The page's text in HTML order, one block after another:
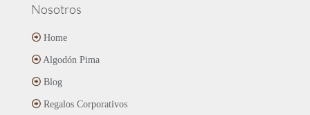
Nosotros
Home
Algodón Pima
Blog
Regalos Corporativos